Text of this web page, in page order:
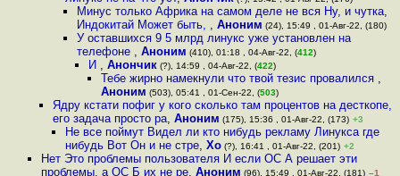
Минус только Африка на самом деле не вся Ну, и чутка,
Индокитай Может быть, , Аноним (24), 15:49 , 01-Авг-22, (180)
У оставшихся 9 5 млрд линукс уже установлен на
телефоне , Аноним (410), 01:18 , 04-Авг-22, (412)
И ,Анончик (?), 14:59 , 04-Авг-22, (422)
Тебе жирно намекнули что твой тезис провалился ,
Аноним (503), 05:41 , 01-Сен-22, (503)
Ядру кстати пофиг у кого сколько там процентов на десткопе,
его задача просто ра,Аноним (175), 15:36 , 01-Авг-22, (173) +3
Не все поймут Видел ли кто нибудь рекламу Линукса где
нибудь Вот Он и не стре, Xo(?), 16:41 , 01-Авг-22, (201) +2
Нет Это проблемы пользователя И если ОС А решает эти
проблемы, а ОС Б их не ре, Аноним (96), 15:49 , 01-Авг-22, (181) –1